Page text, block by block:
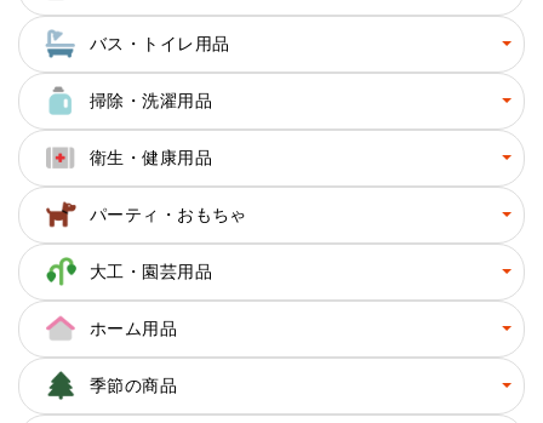
バス・トイレ用品
掃除・洗濯用品
衛生・健康用品
パーティ・おもちゃ
大工・園芸用品
ホーム用品
季節の商品